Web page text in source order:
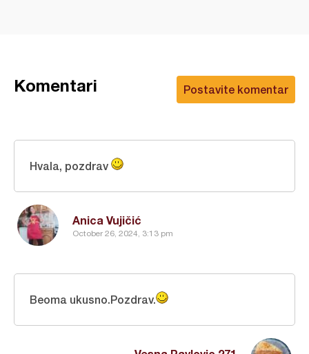
Postavite komentar
Komentari
Anica Vujičić
October 26, 2024, 3:13 pm
Hvala, pozdrav
Beoma ukusno.Pozdrav.